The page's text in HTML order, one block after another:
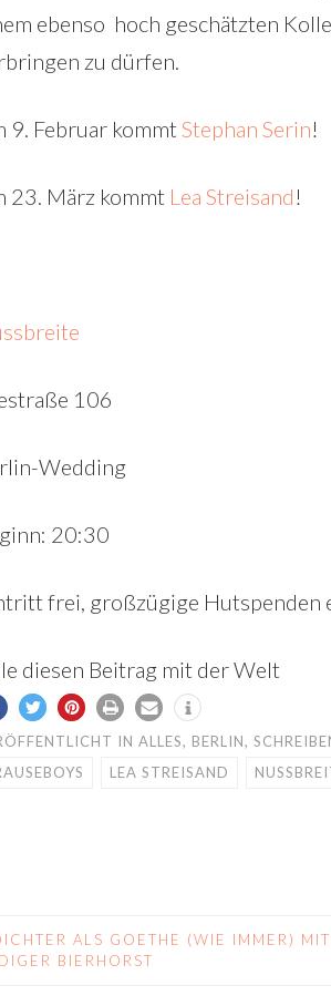
ebenso hoch geschätzten
zu dürfen.
9. Februar kommt Stephan Serin!
23. März kommt Lea Streisand!
106
Wedding
20:30
frei, großzügige Hutspenden
diesen Beitrag mit der Welt
IN ALLES, BERLIN,
LEA STREISAND
ALS GOETHE (WIE IMMER) MIT
BIERHORST